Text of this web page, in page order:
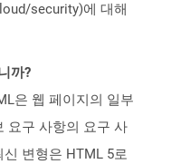
security)에 대해
까?
은 웹 페이지의 일부
요구 사항의 요구 사
변형은 HTML 5로